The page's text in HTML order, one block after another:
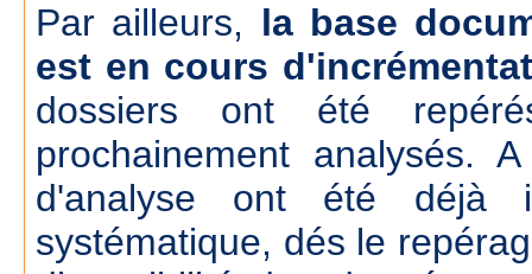
Par ailleurs, la base
est en cours
dossiers ont été
prochainement analysés.
d'analyse ont été déjà
systématique, dés le